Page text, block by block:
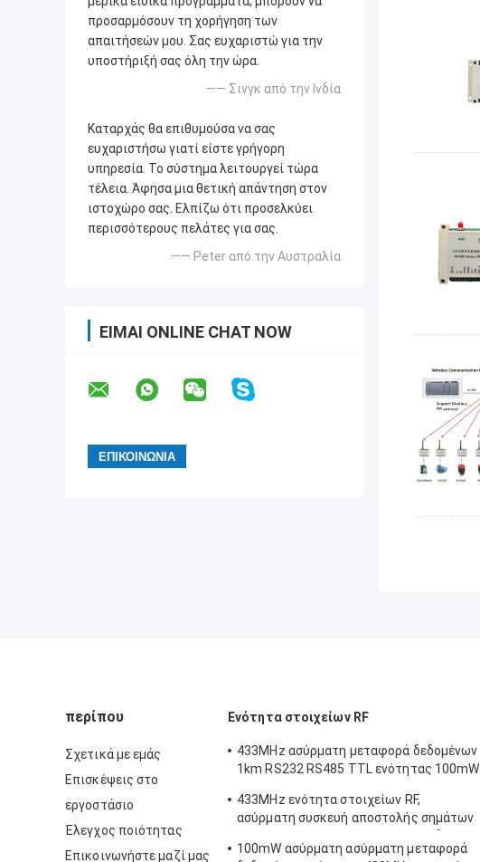
προσαρμόσουν τη χορήγηση των
απαιτήσεών μου. Σας ευχαριστώ για την
υποστήριξή σας όλη την ώρα.
—— Σινγκ από την Ινδία
Καταρχάς θα επιθυμούσα να σας
ευχαριστήσω γιατί είστε γρήγορη
υπηρεσία. Το σύστημα λειτουργεί τώρα
τέλεια. Άφησα μια θετική απάντηση στον
ιστοχώρο σας. Ελπίζω ότι προσελκύει
περισσότερους πελάτες για σας.
—— Peter από την Αυστραλία
ΕΊΜΑΙ ONLINE CHAT NOW
περίπου
Σχετικά με εμάς
Επισκέψεις στο
εργοστάσιο
Έλεγχος ποιότητας
Επικοινωνήστε μαζί μας
Ενότητα στοιχείων RF
433MHz ασύρματη μεταφορά δεδομένων
1km RS232 RS485 TTL ενότητας 100mW
433MHz ενότητα στοιχείων RF,
ασύρματη συσκευή αποστολής σημάτων
για AMR
100mW ασύρματη ασύρματη μεταφορά